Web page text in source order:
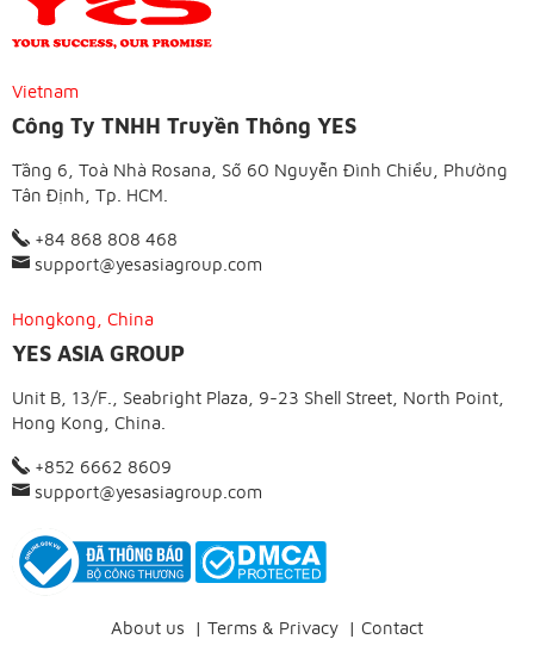
Vietnam
Công Ty TNHH Truyền Thông YES
Tầng 6, Toà Nhà Rosana, Số 60 Nguyễn Đình Chiểu, Phường
Tân Định, Tp. HCM.
+84 868 808 468
support@yesasiagroup.com
Hongkong, China
YES ASIA GROUP
Unit B, 13/F., Seabright Plaza, 9-23 Shell Street, North Point,
Hong Kong, China.
+852 6662 8609
support@yesasiagroup.com
About us | Terms & Privacy | Contact